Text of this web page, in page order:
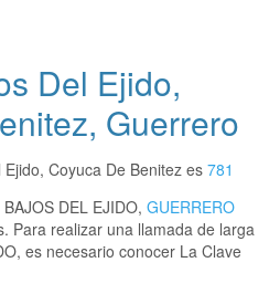
Del Ejido,
Guerrero
Coyuca De Benitez es 781
DEL EJIDO, GUERRERO
Para realizar una llamada de larga
es necesario conocer La Clave